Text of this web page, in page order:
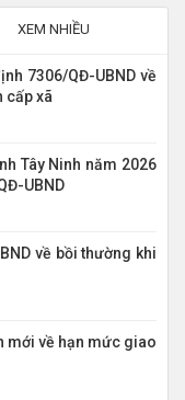
XEM NHIỀU
7306/QĐ-UBND về
cấp xã
Tây Ninh năm 2026
UBND
về bồi thường khi
mới về hạn mức giao